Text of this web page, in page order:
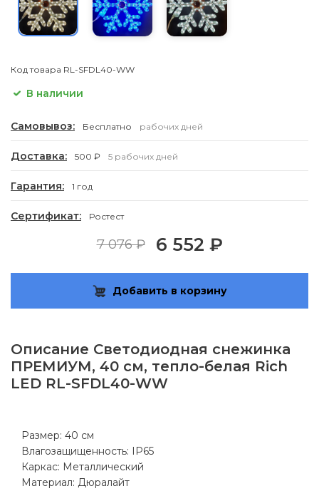
Код товара RL-SFDL40-WW
В наличии
Самовывоз: Бесплатно рабочих дней
Доставка: 500 ₽ 5 рабочих дней
Гарантия: 1 год
Сертификат: Ростест
7 076 ₽ 6 552 ₽
Добавить в корзину
Описание Светодиодная снежинка
ПРЕМИУМ, 40 см, тепло-белая Rich
LED RL-SFDL40-WW
Размер: 40 см
Влагозащищенность: IP65
Каркас: Металлический
Материал: Дюралайт